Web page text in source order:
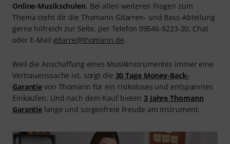
Online-Musikschulen. Bei allen weiteren Fragen zum
Thema steht dir die Thomann Gitarren- und Bass-Abteilung
gerne hilfreich zur Seite, per Telefon 09546-9223-20, Chat
oder E-Mail gitarre@thomann.de.
Weil die Anschaffung eines Musikinstrumentes immer eine
Vertrauenssache ist, sorgt die 30 Tage Money-Back-
Garantie von Thomann für ein risikoloses und entspanntes
Einkaufen. Und nach dem Kauf bieten3 Jahre Thomann
Garantie lange und sorgenfreie Freude am Instrument.